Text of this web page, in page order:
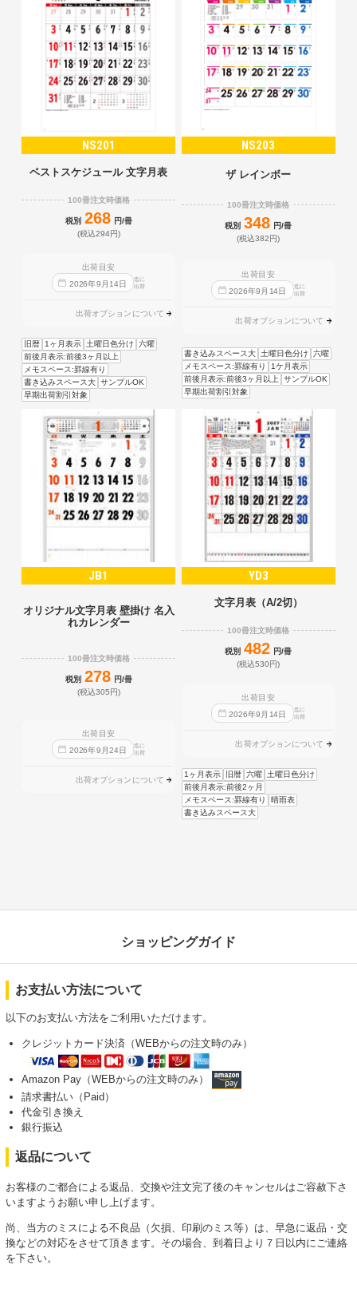
NS201
ベストスケジュール 文字月表
100冊注文時価格
税別 268 円/冊
(税込294円)
出荷目安
2026年9 月 14日
迄に
出荷
出荷オプションについて
旧暦 1ヶ月表示 土曜日色分け
六曜
前後月表示:前後3ヶ月以上
メモスペース:罫線有り
書き込みスペース大 サンプルOK
早期出荷割引対象
NS203
ザ レインボー
100冊注文時価格
税別 348 円/冊
(税込382円)
出荷目安
2026年9 月 14日
迄に
出荷
出荷オプションについて
書き込みスペース大 土曜日色分け
六曜
メモスペース:罫線有り
1ケ月表示
前後月表示:前後3ヶ月以上 サンプルOK
早期出荷割引対象
JB1
オリジナル文字月表 壁掛け 名入
れカレンダー
100冊注文時価格
税別 278 円/冊
(税込305円)
出荷目安
2026年9 月24日
迄に
出荷
出荷オプションについて
YD3
文字月表（A/2切）
100冊注文時価格
税別 482 円/冊
(税込530円)
出荷目安
2026年9 月 14日
迄に
出荷
出荷オプションについて
1ヶ月表示 旧暦 六曜 土曜日色分け
前後月表示:前後2ヶ月
メモスペース:罫線有り
晴雨表
書き込みスペース大
ショッピングガイド
お支払い方法について
以下のお支払い方法をご利用いただけます。
クレジットカード決済（WEBからの注文時のみ）
Amazon Pay（WEBからの注文時のみ）
請求書払い（Paid）
代金引き換え
銀行振込
返品について
お客様のご都合による返品、交換や注文完了後のキャンセルはご容赦下さ
いますようお願い申し上げます。
尚、当方のミスによる不良品（欠損、印刷のミス等）は、早急に返品・交
換などの対応をさせて頂きます。その場合、到着日より７日以内にご連絡
を下さい。